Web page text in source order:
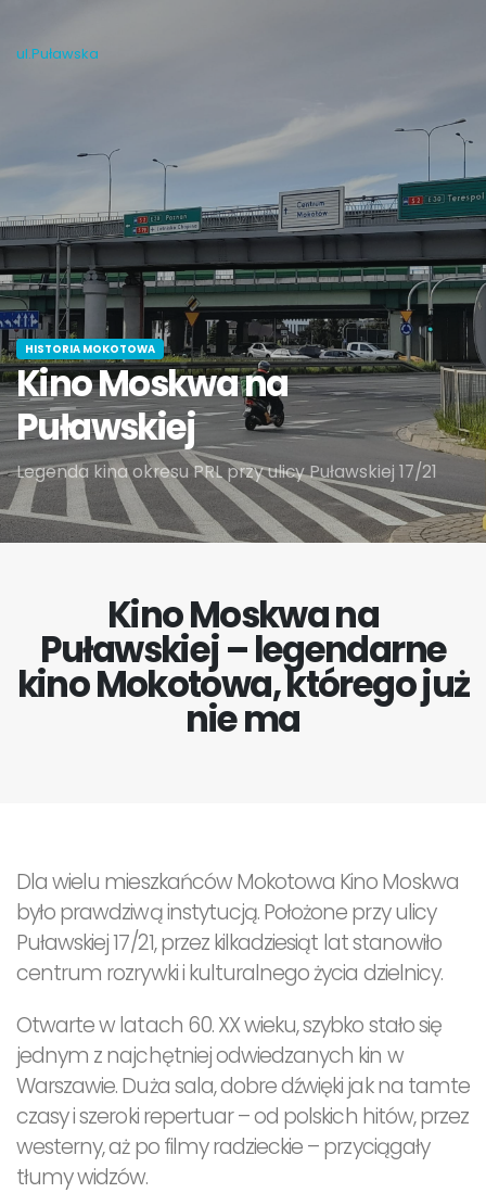
ul.Puławska
HISTORIA MOKOTOWA
Kino Moskwa na
Puławskiej
Legenda kina okresu PRL przy ulicy Puławskiej 17/21
Kino Moskwa na
Puławskiej – legendarne
kino Mokotowa, którego już
nie ma
Dla wielu mieszkańców Mokotowa Kino Moskwa
było prawdziwą instytucją. Położone przy ulicy
Puławskiej 17/21, przez kilkadziesiąt lat stanowiło
centrum rozrywki i kulturalnego życia dzielnicy.
Otwarte w latach 60. XX wieku, szybko stało się
jednym z najchętniej odwiedzanych kin w
Warszawie. Duża sala, dobre dźwięki jak na tamte
czasy i szeroki repertuar – od polskich hitów, przez
westerny, aż po filmy radzieckie – przyciągały
tłumy widzów.